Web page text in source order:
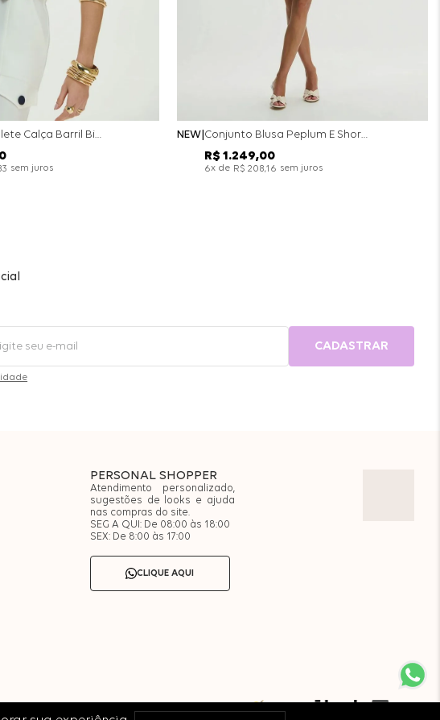
Conjunto Colete Calça Barril Bicolor Alfaiataria - Off White
sem juros
NEW Conjunto Blusa Peplum E Short Saia Bicolor - Off White
R$ 1.249,00
6x de R$ 208,16 sem juros
CADASTRAR
PERSONAL SHOPPER
Atendimento personalizado,
sugestões de looks e ajuda
nas compras do site.
SEG A QUI: De 08:00 às 18:00
SEX: De 8:00 às 17:00
CLIQUE AQUI